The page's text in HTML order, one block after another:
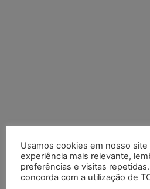
Posts Recentes
Meta é alvo de denúncia após
infantil gerado por IA circularem
Usamos cookies em nosso
experiência mais relevante,
preferências e visitas repetidas.
concorda com a utilização de